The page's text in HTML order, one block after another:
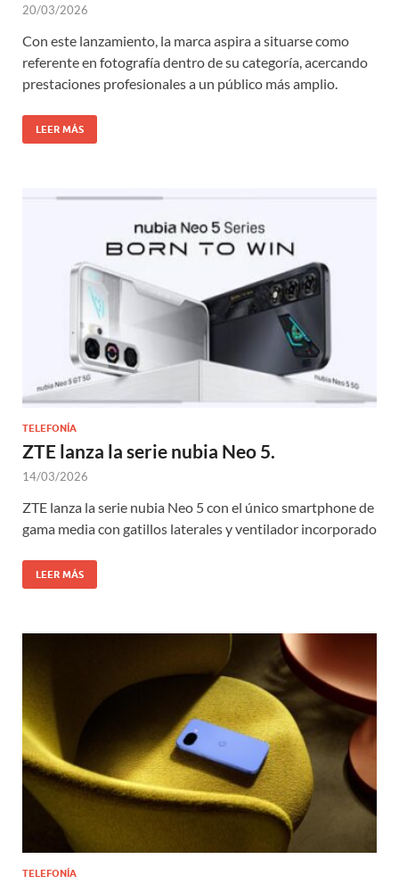
20/03/2026
Con este lanzamiento, la marca aspira a situarse como
referente en fotografía dentro de su categoría, acercando
prestaciones profesionales a un público más amplio.
LEER MÁS
TELEFONÍA
ZTE lanza la serie nubia Neo 5.
14/03/2026
ZTE lanza la serie nubia Neo 5 con el único smartphone de
gama media con gatillos laterales y ventilador incorporado
LEER MÁS
TELEFONÍA